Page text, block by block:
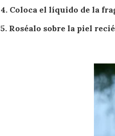
4. Coloca el líquido de la
5. Roséalo sobre la piel